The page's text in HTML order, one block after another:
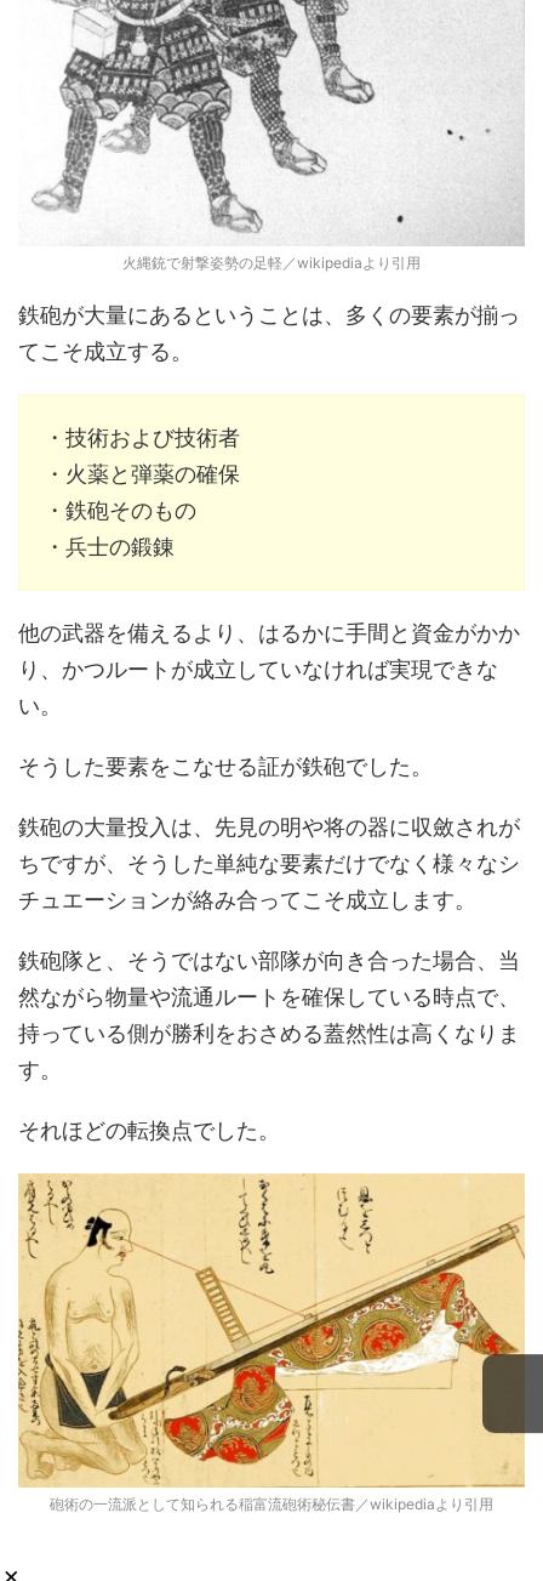
火縄銃で射撃姿勢の足軽／wikipediaより引用
鉄砲が大量にあるということは、多くの要素が揃っ
てこそ成立する。
・技術および技術者
・火薬と弾薬の確保
・鉄砲そのもの
・兵士の鍛錬
他の武器を備えるより、はるかに手間と資金がかか
り、かつルートが成立していなければ実現できな
い。
そうした要素をこなせる証が鉄砲でした。
鉄砲の大量投入は、先見の明や将の器に収斂されが
ちですが、そうした単純な要素だけでなく様々なシ
チュエーションが絡み合ってこそ成立します。
鉄砲隊と、そうではない部隊が向き合った場合、当
然ながら物量や流通ルートを確保している時点で、
持っている側が勝利をおさめる蓋然性は高くなりま
す。
それほどの転換点でした。
砲術の一流派として知られる稲富流砲術秘伝書／wikipediaより引用